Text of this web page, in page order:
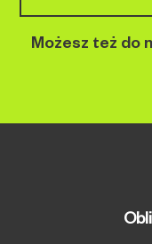
Możesz też do